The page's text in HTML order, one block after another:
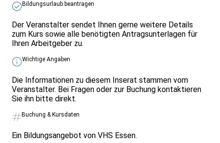
Bildungsurlaub beantragen
Der Veranstalter sendet Ihnen gerne weitere Details
zum Kurs sowie alle benötigten Antragsunterlagen für
Ihren Arbeitgeber zu.
Wichtige Angaben
Die Informationen zu diesem Inserat stammen vom
Veranstalter. Bei Fragen oder zur Buchung kontaktieren
Sie ihn bitte direkt.
Buchung & Kursdaten
Ein Bildungsangebot von VHS Essen.